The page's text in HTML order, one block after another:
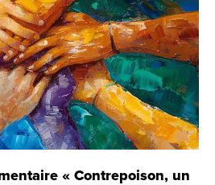
« Contrepoison, un